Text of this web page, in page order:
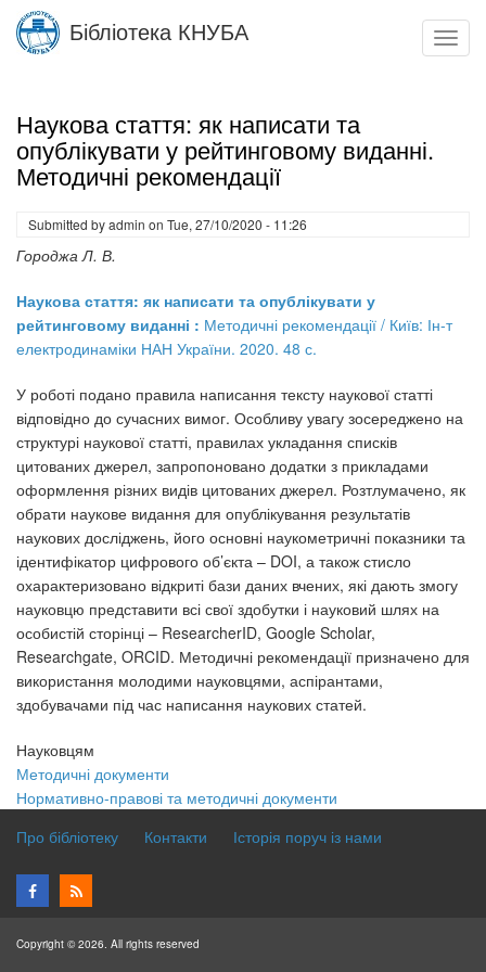
Skip
main
Бібліотека КНУБА
Наукова стаття: як написати та
опублікувати у рейтинговому виданні.
Методичні рекомендації
Submitted byadmin on Tue, 27/10/2020 - 11:26
Городжа Л. В.
Наукова стаття: як написати та опублікувати у
рейтинговому виданні : Методичні рекомендації / Київ: Ін-т
електродинаміки НАН України. 2020. 48 с.
У роботі подано правила написання тексту наукової статті
відповідно до сучасних вимог. Особливу увагу зосереджено на
структурі наукової статті, правилах укладання списків
цитованих джерел, запропоновано додатки з прикладами
оформлення різних видів цитованих джерел. Розтлумачено, як
обрати наукове видання для опублікування результатів
наукових досліджень, його основні наукометричні показники та
ідентифікатор цифрового об’єкта – DOI, а також стисло
охарактеризовано відкриті бази даних вчених, які дають змогу
науковцю представити всі свої здобутки і науковий шлях на
особистій сторінці – ResearcherID, Google Scholar,
Researchgate, ORCID. Методичні рекомендації призначено для
використання молодими науковцями, аспірантами,
здобувачами під час написання наукових статей.
Науковцям
Методичні документи
Нормативно-правові та методичні документи
Про бібліотеку
Контакти Історія поруч із нами
Copyright © 2026. All rights reserved